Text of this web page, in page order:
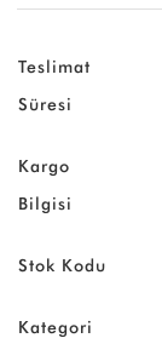
Teslimat
Süresi
Kargo
Bilgisi
Stok Kodu
Kategori